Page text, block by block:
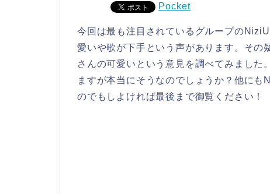
Pocket
今回は最も注目されているグループの
愛いや歌が下手という声があります。そ
さんの可愛いという意見を調べてみまし
ますが本当にそうなのでしょうか？他に
のでもしよければ最後まで御覧ください！